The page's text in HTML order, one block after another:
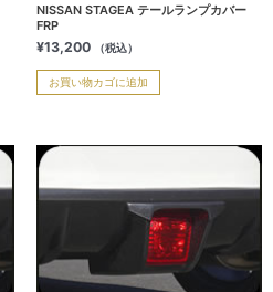
NISSAN STAGEA テールランプカバー
FRP
¥13,200 （税込）
お買い物カゴに追加